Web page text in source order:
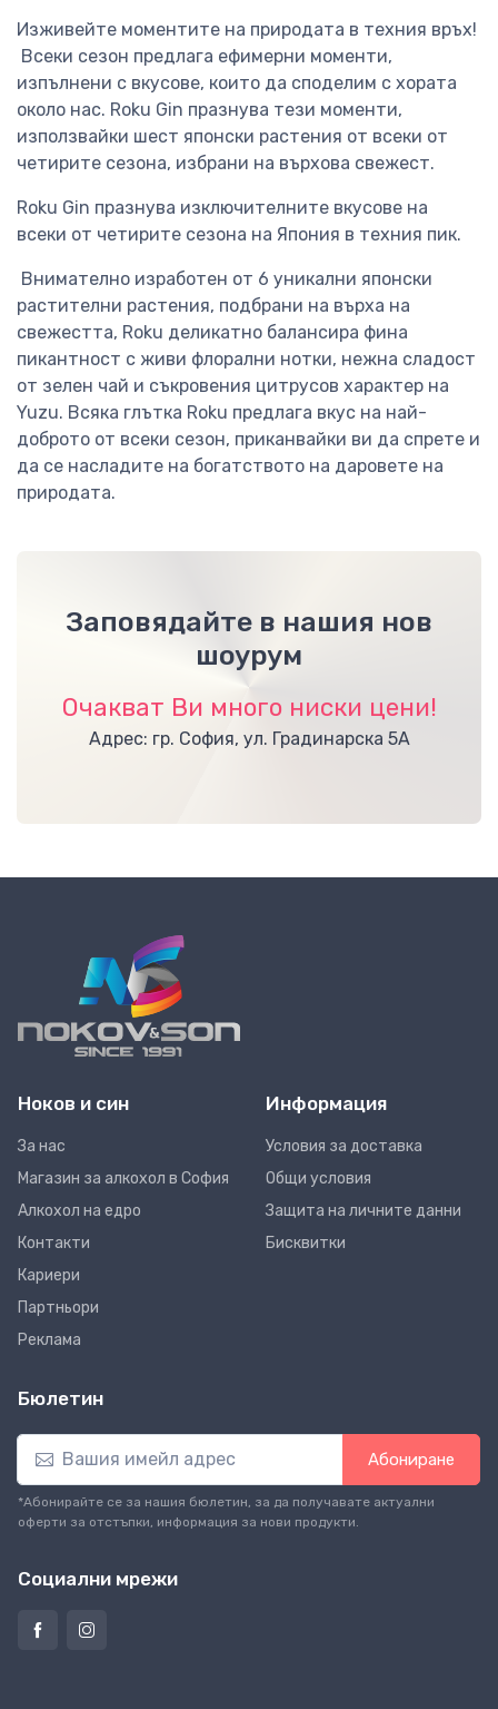
Изживейте моментите на природата в техния връх!
Всеки сезон предлага ефимерни моменти,
изпълнени с вкусове, които да споделим с хората
около нас. Roku Gin празнува тези моменти,
използвайки шест японски растения от всеки от
четирите сезона, избрани на върхова свежест.
Roku Gin празнува изключителните вкусове на
всеки от четирите сезона на Япония в техния пик.
Внимателно изработен от 6 уникални японски
растителни растения, подбрани на върха на
свежестта, Roku деликатно балансира фина
пикантност с живи флорални нотки, нежна сладост
от зелен чай и съкровения цитрусов характер на
Yuzu. Всяка глътка Roku предлага вкус на най-
доброто от всеки сезон, приканвайки ви да спрете и
да се насладите на богатството на даровете на
природата.
Заповядайте в нашия нов
шоурум
Очакват Ви много ниски цени!
Адрес: гр. София, ул. Градинарска 5А
Ноков и син
За нас
Магазин за алкохол в София
Алкохол на едро
Контакти
Кариери
Партньори
Реклама
Информация
Условия за доставка
Общи условия
Защита на личните данни
Бисквитки
Бюлетин
Абониране
*Абонирайте се за нашия бюлетин, за да получавате актуални
оферти за отстъпки, информация за нови продукти.
Социални мрежи